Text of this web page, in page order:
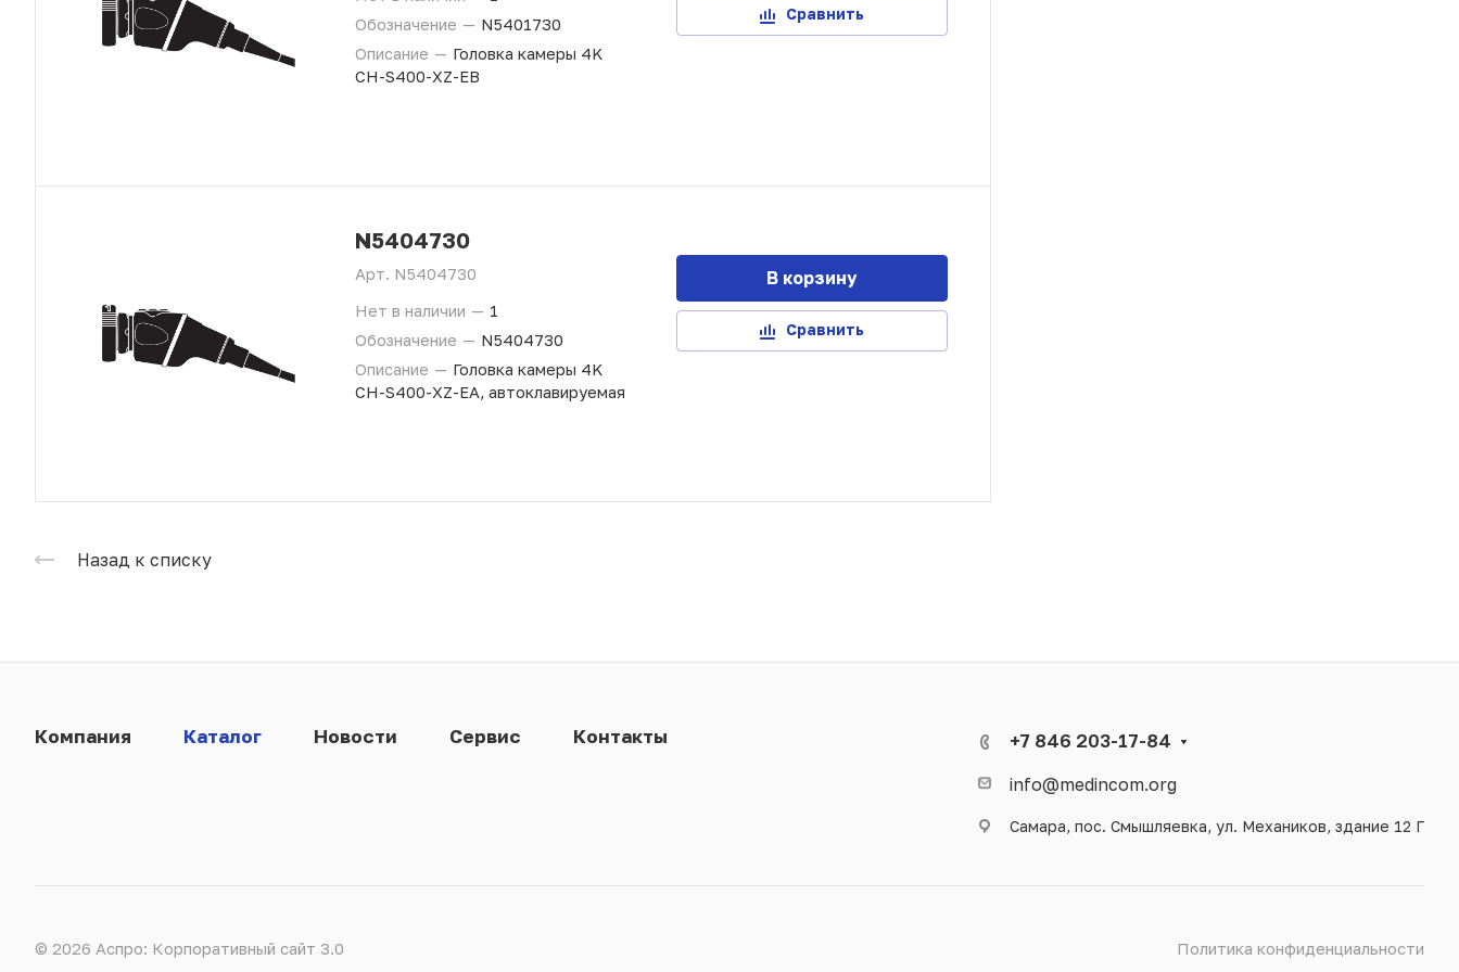
Обозначение — N5401730
Описание — Головка камеры 4K
CH-S400-XZ-EB
Сравнить
N5404730
Арт. N5404730
Нет в наличии — 1
Обозначение — N5404730
Описание — Головка камеры 4K
CH-S400-XZ-EA, автоклавируемая
В корзину
Сравнить
Назад к списку
Компания Каталог Новости Сервис Контакты +7 846 203-17-84
info@medincom.org
Самара, пос. Смышляевка, ул. Механиков, здание 12 Г
© 2026 Аспро: Корпоративный сайт 3.0 Политика конфиденциальности